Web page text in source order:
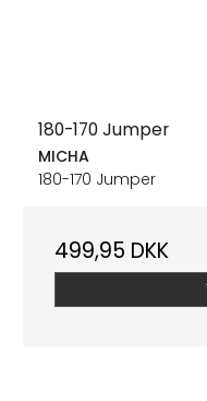
180-170 Jumper
MICHA
180-170 Jumper
499,95 DKK